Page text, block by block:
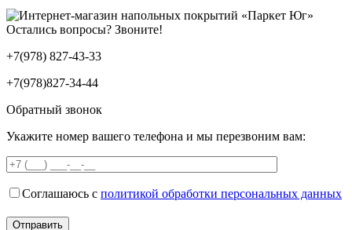
Остались вопросы? Звоните!
+7(978) 827-43-33
+7(978)827-34-44
Обратный звонок
Укажите номер вашего телефона и мы перезвоним вам:
Соглашаюсь с политикой обработки персональных данных